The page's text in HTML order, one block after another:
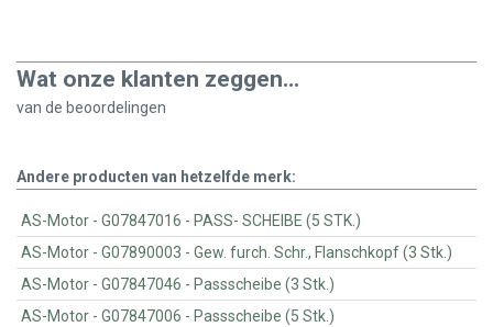
Wat onze klanten zeggen...
van de beoordelingen
Andere producten van hetzelfde merk:
AS-Motor - G07847016 - PASS- SCHEIBE (5 STK.)
AS-Motor - G07890003 - Gew. furch. Schr., Flanschkopf (3 Stk.)
AS-Motor - G07847046 - Passscheibe (3 Stk.)
AS-Motor - G07847006 - Passscheibe (5 Stk.)